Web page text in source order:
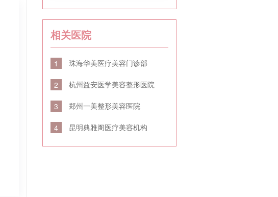
相关医院
1 珠海华美医疗美容门诊部
2 杭州益安医学美容整形医院
3 郑州一美整形美容医院
4 昆明典雅阁医疗美容机构